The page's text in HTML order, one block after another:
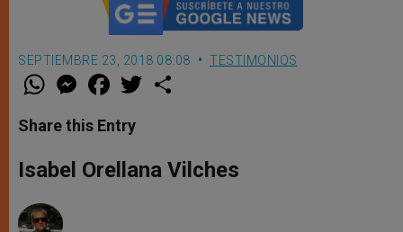
SEPTIEMBRE 23, 2018 08:08 TESTIMONIOS
W
t
s
p
p
M
e
s
e
g
e
F
a
e
b
o
k
w
r
Share this Entry
Isabel Orellana Vilches